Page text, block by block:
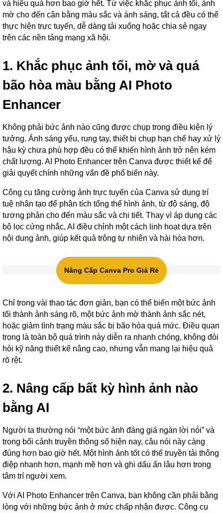
và hiệu quả hơn bao giờ hết. Từ việc khắc phục ảnh tối, ảnh
mờ cho đến cân bằng màu sắc và ánh sáng, tất cả đều có thể
thực hiện trực tuyến, dễ dàng tải xuống hoặc chia sẻ ngay
trên các nền tảng mạng xã hội.
1. Khắc phục ảnh tối, mờ và quá
bão hòa màu bằng AI Photo
Enhancer
Không phải bức ảnh nào cũng được chụp trong điều kiện lý
tưởng. Ánh sáng yếu, rung tay, thiết bị chụp hạn chế hay xử lý
hậu kỳ chưa phù hợp đều có thể khiến hình ảnh trở nên kém
chất lượng. AI Photo Enhancer trên Canva được thiết kế để
giải quyết chính những vấn đề phổ biến này.
Công cụ tăng cường ảnh trực tuyến của Canva sử dụng trí
tuệ nhân tạo để phân tích tổng thể hình ảnh, từ độ sáng, độ
tương phản cho đến màu sắc và chi tiết. Thay vì áp dụng các
bộ lọc cứng nhắc, AI điều chỉnh một cách linh hoạt dựa trên
nội dung ảnh, giúp kết quả trông tự nhiên và hài hòa hơn.
Nâng Cấp Canva Pro Giá Rẻ
Chỉ trong vài thao tác đơn giản, bạn có thể biến một bức ảnh
tối thành ảnh sáng rõ, một bức ảnh mờ thành ảnh sắc nét,
hoặc giảm tình trạng màu sắc bị bão hòa quá mức. Điều quan
trọng là toàn bộ quá trình này diễn ra nhanh chóng, không đòi
hỏi kỹ năng thiết kế nâng cao, nhưng vẫn mang lại hiệu quả
rõ rệt.
2. Nâng cấp bất kỳ hình ảnh nào
bằng AI
Người ta thường nói “một bức ảnh đáng giá ngàn lời nói” và
trong bối cảnh truyền thông số hiện nay, câu nói này càng
đúng hơn bao giờ hết. Một hình ảnh tốt có thể truyền tải thông
điệp nhanh hơn, mạnh mẽ hơn và ghi dấu ấn lâu hơn trong
tâm trí người xem.
Với AI Photo Enhancer trên Canva, bạn không cần phải bằng
lòng với những bức ảnh ở mức chấp nhận được. Công cụ